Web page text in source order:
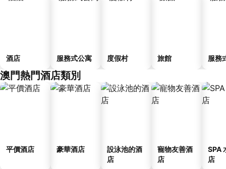
酒店 服務式公寓 度假村 旅館 服務
澳門熱門酒店類別
平價酒店 豪華酒店
設泳池的酒
店
寵物友善酒
店
SPA
店